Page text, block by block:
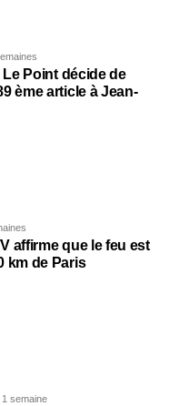
Le Point décide de
ème article à Jean-
affirme que le feu est
km de Paris
1 semaine